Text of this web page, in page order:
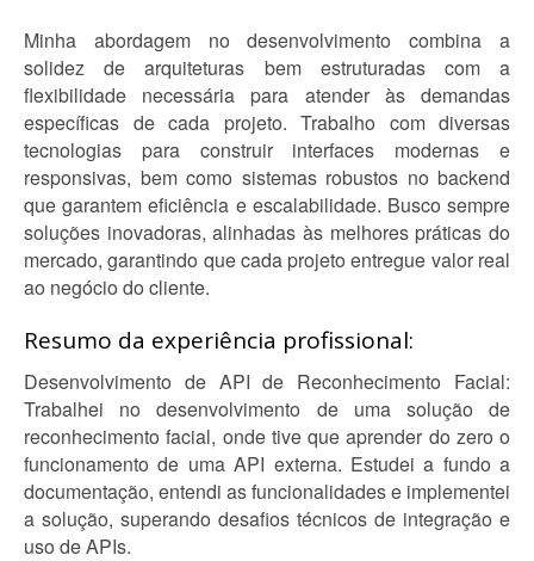
Minha abordagem no desenvolvimento combina a
solidez de arquiteturas bem estruturadas com a
flexibilidade necessária para atender às demandas
específicas de cada projeto. Trabalho com diversas
tecnologias para construir interfaces modernas e
responsivas, bem como sistemas robustos no backend
que garantem eficiência e escalabilidade. Busco sempre
soluções inovadoras, alinhadas às melhores práticas do
mercado, garantindo que cada projeto entregue valor real
ao negócio do cliente.
Resumo da experiência profissional:
Desenvolvimento de API de Reconhecimento Facial:
Trabalhei no desenvolvimento de uma solução de
reconhecimento facial, onde tive que aprender do zero o
funcionamento de uma API externa. Estudei a fundo a
documentação, entendi as funcionalidades e implementei
a solução, superando desafios técnicos de integração e
uso de APIs.